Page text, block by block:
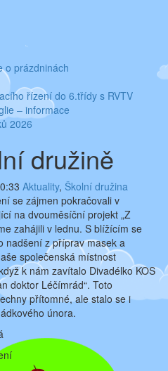
1818
o prázdninách
řízení do 6.třídy s RVTV
– informace
2026
družině
Aktuality, Školní družina
se zájmen pokračovali v
na dvouměsíční projekt „Z
zahájili v lednu. S blížícím se
nadšení z příprav masek a
společenská místnost
k nám zavítalo Divadélko KOS
doktor Léčímrád“. Toto
přítomné, ale stalo se i
února.